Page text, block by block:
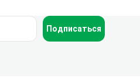
Подписаться